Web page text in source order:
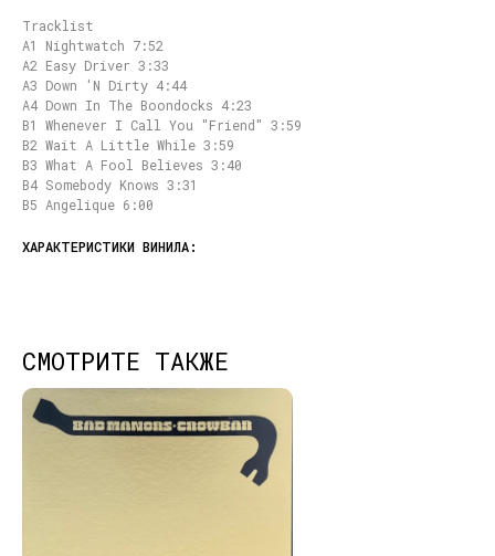
Tracklist
A1 Nightwatch 7:52
A2 Easy Driver 3:33
A3 Down 'N Dirty 4:44
A4 Down In The Boondocks 4:23
B1 Whenever I Call You "Friend" 3:59
B2 Wait A Little While 3:59
B3 What A Fool Believes 3:40
B4 Somebody Knows 3:31
B5 Angelique 6:00
СМОТРИТЕ ТАКЖЕ